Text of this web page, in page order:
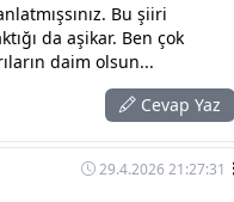
Bu şiiri
da aşikar. Ben çok
daim olsun...
Cevap Yaz
29.4.2026 21:27:31